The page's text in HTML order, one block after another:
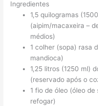
Ingredientes
1,5 quilogramas
(aipim/macaxeira –
médios)
1 colher (sopa) rasa
mandioca)
1,25 litros (1250 ml)
(reservado após o
1 fio de óleo (óleo
refogar)